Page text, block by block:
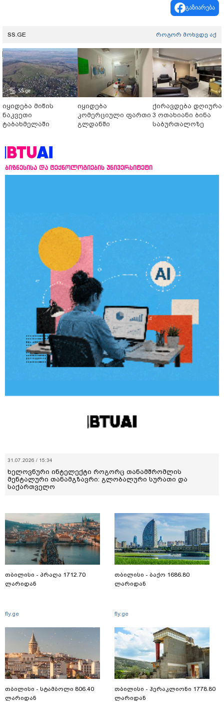
გაზიარება
SS.GE როგორ მოხვდე აქ
იყიდება მიწის
ნაკვეთი
ტაბახმელაში
იყიდება
კომერციული ფართი
გლდანში
ქირავდება
3 ოთახიანი ბინა
საბურთალოზე
ბიზნესისა და ტექნოლოგიების უნივერსიტეტი
31.07.2026 / 15:34
ხელოვნური ინტელექტი როგორც თანამშრომლის
მენტალური თანამგზავრი: გლობალური სურათი და
საქართველო
თბილისი - პრაღა 1712.70
ლარიდან
fly.ge
თბილისი - სტამბოლი 806.40
ლარიდან
თბილისი - ბაქო 1686.80
ლარიდან
fly.ge
თბილისი - ჰერაკლიონი 1778.80
ლარიდან